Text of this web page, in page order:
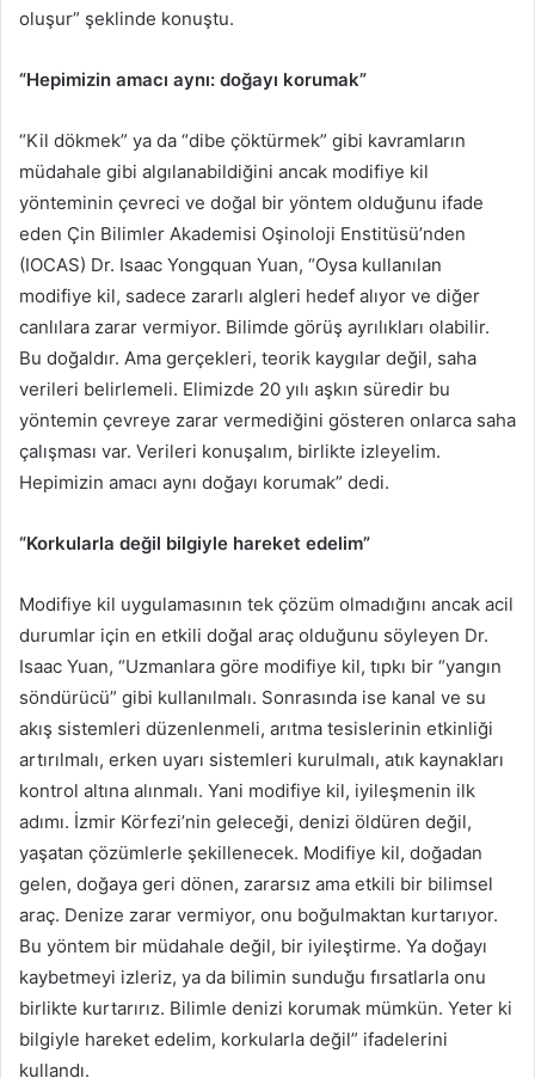
oluşur” şeklinde konuştu.
“Hepimizin amacı aynı: doğayı korumak”
“Kil dökmek” ya da “dibe çöktürmek” gibi kavramların
müdahale gibi algılanabildiğini ancak modifiye kil
yönteminin çevreci ve doğal bir yöntem olduğunu ifade
eden Çin Bilimler Akademisi Oşinoloji Enstitüsü’nden
(IOCAS) Dr. Isaac Yongquan Yuan, “Oysa kullanılan
modifiye kil, sadece zararlı algleri hedef alıyor ve diğer
canlılara zarar vermiyor. Bilimde görüş ayrılıkları olabilir.
Bu doğaldır. Ama gerçekleri, teorik kaygılar değil, saha
verileri belirlemeli. Elimizde 20 yılı aşkın süredir bu
yöntemin çevreye zarar vermediğini gösteren onlarca saha
çalışması var. Verileri konuşalım, birlikte izleyelim.
Hepimizin amacı aynı doğayı korumak” dedi.
“Korkularla değil bilgiyle hareket edelim”
Modifiye kil uygulamasının tek çözüm olmadığını ancak acil
durumlar için en etkili doğal araç olduğunu söyleyen Dr.
Isaac Yuan, “Uzmanlara göre modifiye kil, tıpkı bir “yangın
söndürücü” gibi kullanılmalı. Sonrasında ise kanal ve su
akış sistemleri düzenlenmeli, arıtma tesislerinin etkinliği
artırılmalı, erken uyarı sistemleri kurulmalı, atık kaynakları
kontrol altına alınmalı. Yani modifiye kil, iyileşmenin ilk
adımı. İzmir Körfezi’nin geleceği, denizi öldüren değil,
yaşatan çözümlerle şekillenecek. Modifiye kil, doğadan
gelen, doğaya geri dönen, zararsız ama etkili bir bilimsel
araç. Denize zarar vermiyor, onu boğulmaktan kurtarıyor.
Bu yöntem bir müdahale değil, bir iyileştirme. Ya doğayı
kaybetmeyi izleriz, ya da bilimin sunduğu fırsatlarla onu
birlikte kurtarırız. Bilimle denizi korumak mümkün. Yeter ki
bilgiyle hareket edelim, korkularla değil” ifadelerini
kullandı.